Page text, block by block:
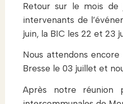
Retour sur le mois de
intervenants de
juin, la BIC les 22 et 23
Nous attendons
Bresse le 03 juillet et
Après notre réunion